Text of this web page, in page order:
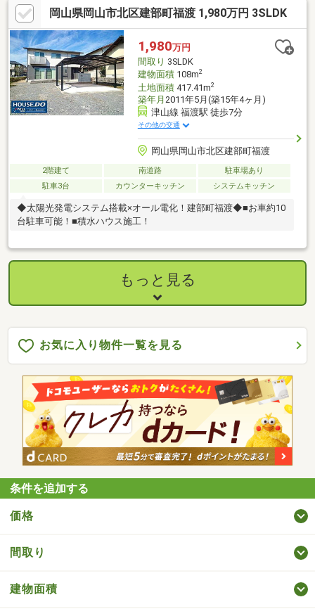
岡山県岡山市北区建部町福渡 1,980万円 3SLDK
1,980万円
間取り 3SLDK
建物面積108m2
土地面積417.41m2
築年月 2011年5月(築15年4ヶ月)
津山線 福渡駅 徒歩7分
その他の交通
岡山県岡山市北区建部町福渡
2階建て 南道路
駐車場あり
駐車3台
カウンターキッチン システムキッチン
◆太陽光発電システム搭載×オール電化！建部町福渡◆■お車約10
台駐車可能！■積水ハウス施工！
もっと見る
お気に入り物件一覧を見る
条件を追加する
価格
間取り
建物面積